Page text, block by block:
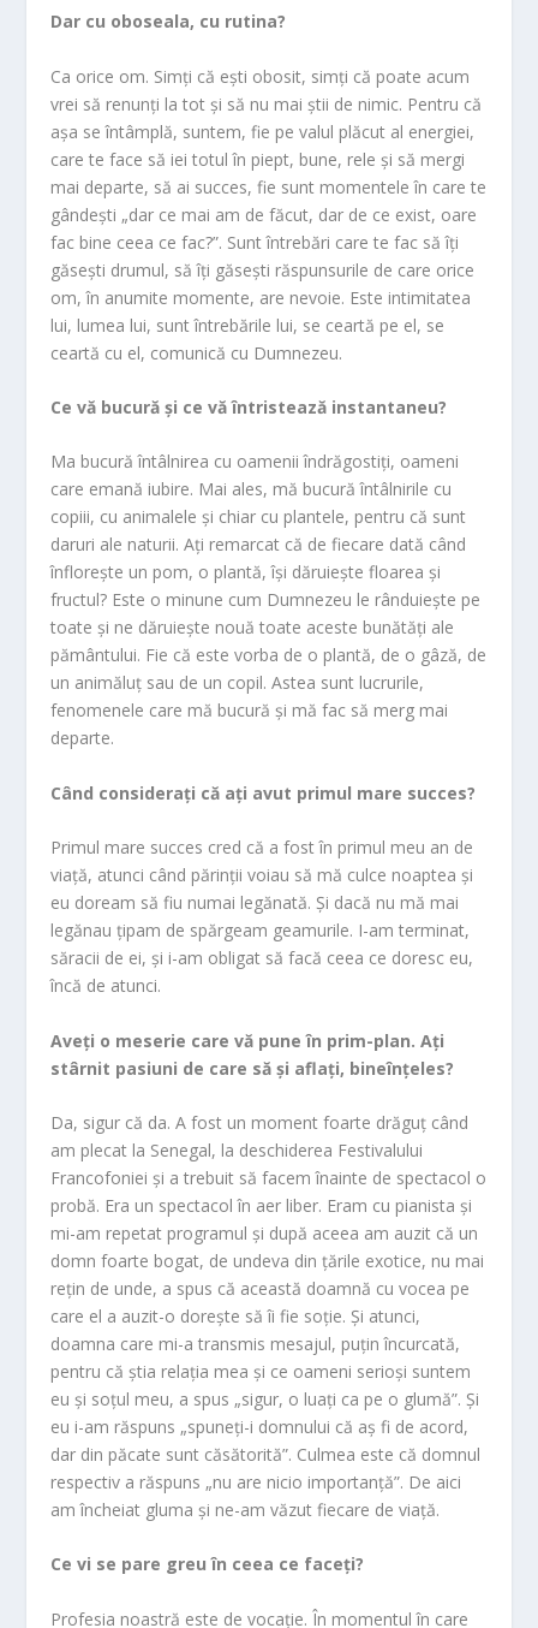
Dar cu oboseala, cu rutina?
Ca orice om. Simți că ești obosit, simți că poate acum
vrei să renunți la tot și să nu mai știi de nimic. Pentru că
așa se întâmplă, suntem, fie pe valul plăcut al energiei,
care te face să iei totul în piept, bune, rele și să mergi
mai departe, să ai succes, fie sunt momentele în care te
gândești „dar ce mai am de făcut, dar de ce exist, oare
fac bine ceea ce fac?”. Sunt întrebări care te fac să îți
găsești drumul, să îți găsești răspunsurile de care orice
om, în anumite momente, are nevoie. Este intimitatea
lui, lumea lui, sunt întrebările lui, se ceartă pe el, se
ceartă cu el, comunică cu Dumnezeu.
Ce vă bucură și ce vă întristează instantaneu?
Ma bucură întâlnirea cu oamenii îndrăgostiți, oameni
care emană iubire. Mai ales, mă bucură întâlnirile cu
copiii, cu animalele și chiar cu plantele, pentru că sunt
daruri ale naturii. Ați remarcat că de fiecare dată când
înflorește un pom, o plantă, își dăruiește floarea și
fructul? Este o minune cum Dumnezeu le rânduiește pe
toate și ne dăruiește nouă toate aceste bunătăți ale
pământului. Fie că este vorba de o plantă, de o gâză, de
un animăluț sau de un copil. Astea sunt lucrurile,
fenomenele care mă bucură și mă fac să merg mai
departe.
Când considerați că ați avut primul mare succes?
Primul mare succes cred că a fost în primul meu an de
viață, atunci când părinții voiau să mă culce noaptea și
eu doream să fiu numai legănată. Și dacă nu mă mai
legănau țipam de spărgeam geamurile. I-am terminat,
săracii de ei, și i-am obligat să facă ceea ce doresc eu,
încă de atunci.
Aveți o meserie care vă pune în prim-plan. Ați
stârnit pasiuni de care să și aflați, bineînțeles?
Da, sigur că da. A fost un moment foarte drăguț când
am plecat la Senegal, la deschiderea Festivalului
Francofoniei și a trebuit să facem înainte de spectacol o
probă. Era un spectacol în aer liber. Eram cu pianista și
mi-am repetat programul și după aceea am auzit că un
domn foarte bogat, de undeva din țările exotice, nu mai
rețin de unde, a spus că această doamnă cu vocea pe
care el a auzit-o dorește să îi fie soție. Și atunci,
doamna care mi-a transmis mesajul, puțin încurcată,
pentru că știa relația mea și ce oameni serioși suntem
eu și soțul meu, a spus „sigur, o luați ca pe o glumă”. Și
eu i-am răspuns „spuneți-i domnului că aș fi de acord,
dar din păcate sunt căsătorită”. Culmea este că domnul
respectiv a răspuns „nu are nicio importanță”. De aici
am încheiat gluma și ne-am văzut fiecare de viață.
Ce vi se pare greu în ceea ce faceți?
Profesia noastră este de vocație. În momentul în care